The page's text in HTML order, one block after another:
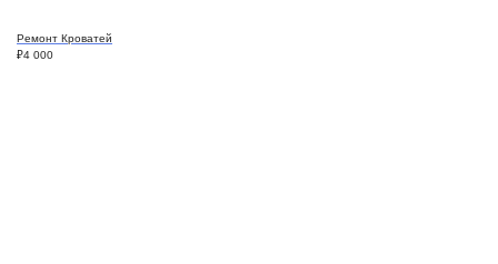
Ремонт Кроватей
₽4 000